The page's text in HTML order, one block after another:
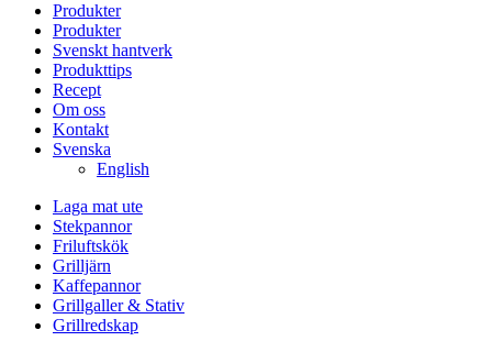
Produkter
Produkter
Svenskt hantverk
Produkttips
Recept
Om oss
Kontakt
Svenska
English
Laga mat ute
Stekpannor
Friluftskök
Grilljärn
Kaffepannor
Grillgaller & Stativ
Grillredskap